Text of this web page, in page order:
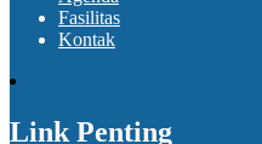
Fasilitas
Kontak
Link Penting